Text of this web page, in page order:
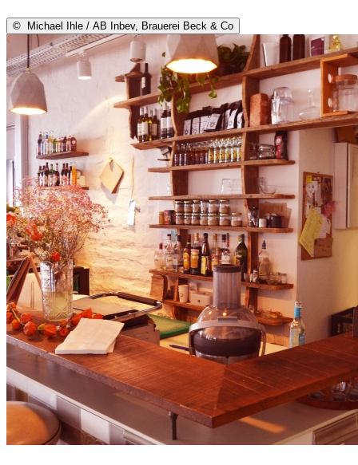
© Michael Ihle / AB Inbev, Brauerei Beck & Co